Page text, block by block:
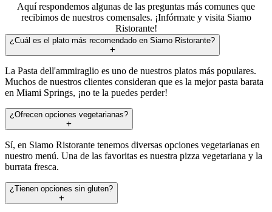
Aquí respondemos algunas de las preguntas más comunes que
recibimos de nuestros comensales. ¡Infórmate y visita Siamo
Ristorante!
¿Cuál es el plato más recomendado en Siamo Ristorante?
La Pasta dell'ammiraglio es uno de nuestros platos más populares.
Muchos de nuestros clientes consideran que es la mejor pasta barata
en Miami Springs, ¡no te la puedes perder!
¿Ofrecen opciones vegetarianas?
Sí, en Siamo Ristorante tenemos diversas opciones vegetarianas en
nuestro menú. Una de las favoritas es nuestra pizza vegetariana y la
burrata fresca.
¿Tienen opciones sin gluten?